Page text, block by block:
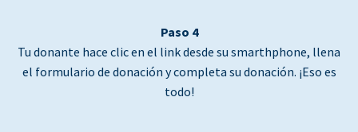
Paso 4
Tu donante hace clic en el link desde su smarthphone, llena
el formulario de donación y completa su donación. ¡Eso es
todo!